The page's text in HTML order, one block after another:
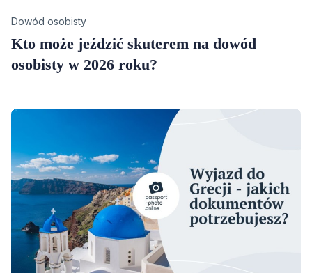
Category
Dowód osobisty
Kto może jeździć skuterem na dowód
osobisty w 2026 roku?